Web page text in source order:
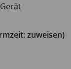
zuweisen)